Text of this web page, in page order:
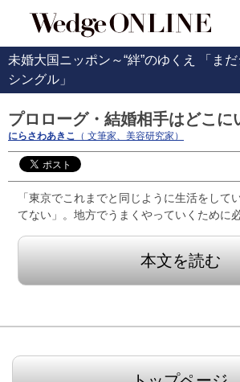
未婚大国ニッポン～“絆”のゆくえ 「ま
シングル」
プロローグ・結婚相手はどこに
にらさわあきこ （ 文筆家、美容研究家）
「東京でこれまでと同じように生活をして
てない」。地方でうまくやっていくために
本文を読む